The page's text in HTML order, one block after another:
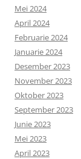
Mei 2024
April 2024
Februarie 2024
Januarie 2024
Desember 2023
November 2023
Oktober 2023
September 2023
Junie 2023
Mei 2023
April 2023